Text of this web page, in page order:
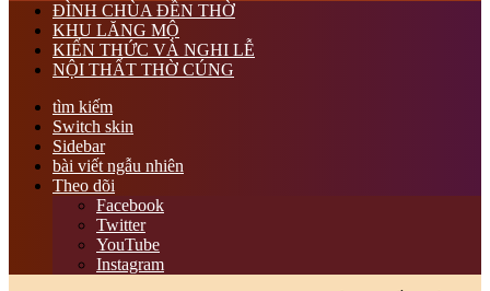
ĐÌNH CHÙA ĐỀN THỜ
KHU LĂNG MỘ
KIẾN THỨC VÀ NGHI LỄ
NỘI THẤT THỜ CÚNG
tìm kiếm
Switch skin
Sidebar
bài viết ngẫu nhiên
Theo dõi
Facebook
Twitter
YouTube
Instagram